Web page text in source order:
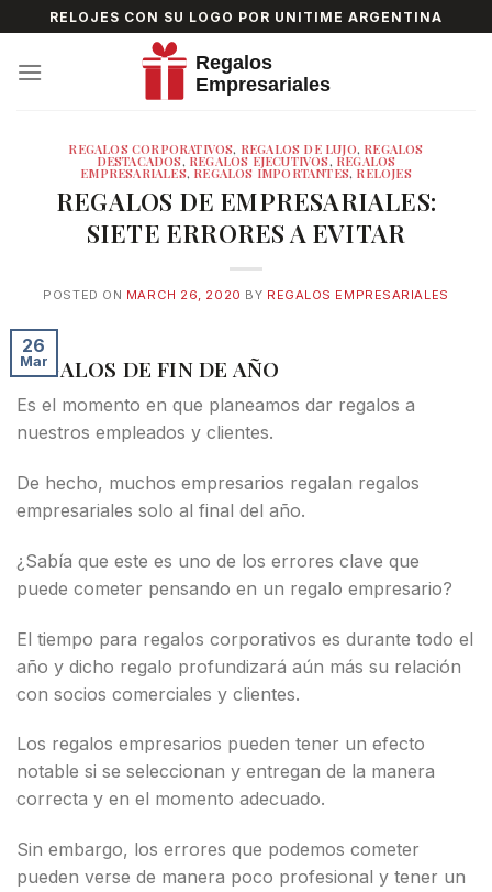
to
content
RELOJES CON SU LOGO POR UNITIME ARGENTINA
REGALOS CORPORATIVOS, REGALOS DE LUJO, REGALOS
DESTACADOS, REGALOS EJECUTIVOS, REGALOS
EMPRESARIALES, REGALOS IMPORTANTES, RELOJES
REGALOS DE EMPRESARIALES:
SIETE ERRORES A EVITAR
POSTED ON MARCH 26, 2020 BY REGALOS EMPRESARIALES
26
Mar
REGALOS DE FIN DE AÑO
Es el momento en que planeamos dar regalos a
nuestros empleados y clientes.
De hecho, muchos empresarios regalan regalos
empresariales solo al final del año.
¿Sabía que este es uno de los errores clave que
puede cometer pensando en un regalo empresario?
El tiempo para regalos corporativos es durante todo el
año y dicho regalo profundizará aún más su relación
con socios comerciales y clientes.
Los regalos empresarios pueden tener un efecto
notable si se seleccionan y entregan de la manera
correcta y en el momento adecuado.
Sin embargo, los errores que podemos cometer
pueden verse de manera poco profesional y tener un